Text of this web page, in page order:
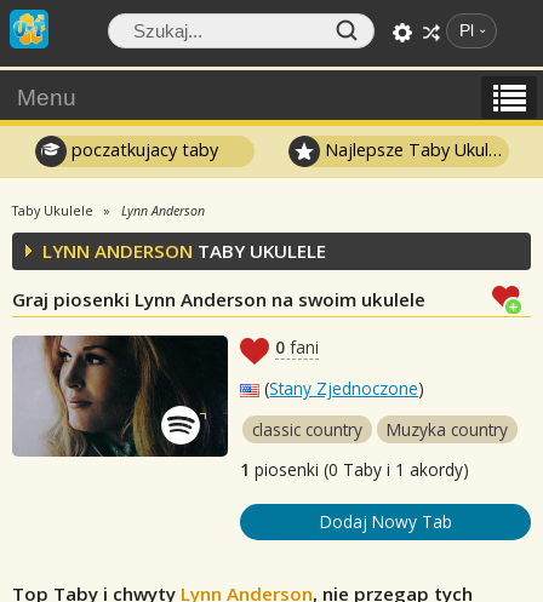
Pl
Menu
poczatkujacy taby Najlepsze Taby Ukulele
Taby Ukulele Lynn Anderson
LYNN ANDERSON TABY UKULELE
Graj piosenki Lynn Anderson na swoim ukulele
0 fani
(Stany Zjednoczone)
classic country
Muzyka country
1 piosenki (0 Taby i 1 akordy)
Dodaj Nowy Tab
Top Taby i chwyty Lynn Anderson, nie przegap tych